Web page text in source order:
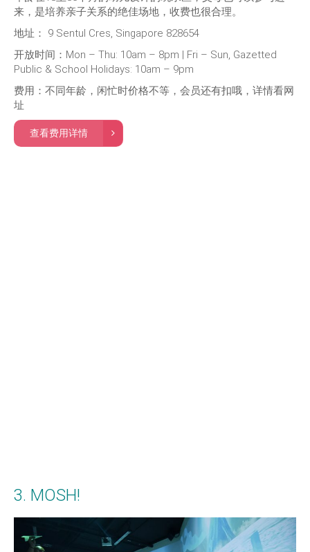
来，是培养亲子关系的绝佳场地，收费也很合理。
地址： 9 Sentul Cres, Singapore 828654
开放时间：Mon – Thu: 10am – 8pm | Fri – Sun, Gazetted
Public & School Holidays: 10am – 9pm
费用：不同年龄，闲忙时价格不等，会员还有扣哦，详情看网
址
查看费用详情
3. MOSH!